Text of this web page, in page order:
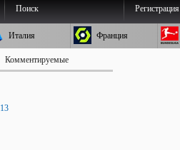
Поиск Регистрация
Италия Франция
Комментируемые
13